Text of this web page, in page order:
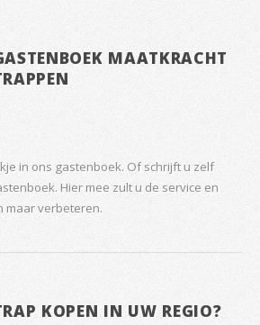
MAATKRACHT
in ons gastenboek. Of schrijft u zelf
Hier mee zult u de service en
maar verbeteren.
KOPEN IN UW REGIO?